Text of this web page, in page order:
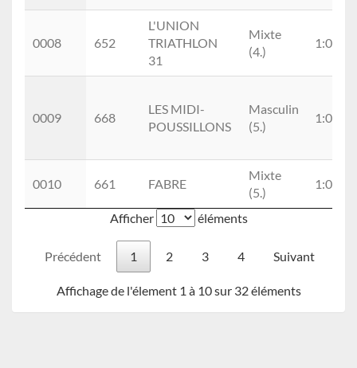
0008 652
L'UNION
TRIATHLON
31
Mixte
(4.)
1:07:54
0009 668
LES MIDI-
POUSSILLONS
Masculin
(5.)
1:09:36
0010 661 FABRE
Mixte
(5.)
1:09:50
Afficher éléments
Précédent 1 2 3 4 Suivant
Affichage de l'élement 1 à 10 sur 32 éléments